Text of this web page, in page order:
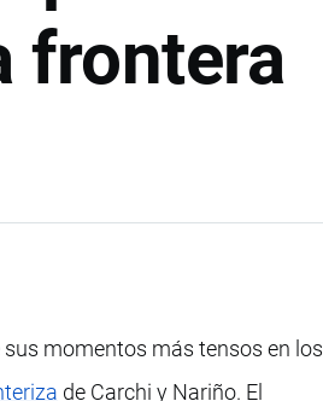
frontera
momentos más tensos en los
de Carchi y Nariño. El